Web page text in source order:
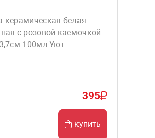
керамическая белая
с розовой каемочкой
100мл Уют
395
купить